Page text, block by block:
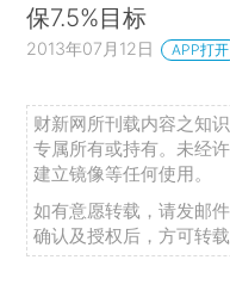
保7.5%目标
2013年07月12日 APP打开
财新网所刊载内容之知
专属所有或持有。未经
建立镜像等任何使用。
如有意愿转载，请发邮
确认及授权后，方可转载